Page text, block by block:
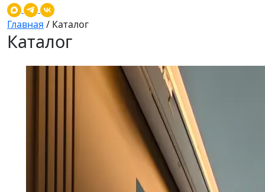
Главная / Каталог
Каталог